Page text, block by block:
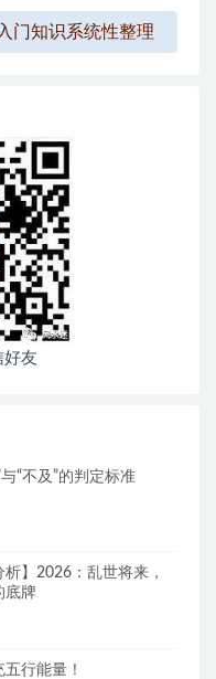
门知识系统性整理
好友
“不及”的判定标准
析】2026：乱世将来，
底牌
行能量！